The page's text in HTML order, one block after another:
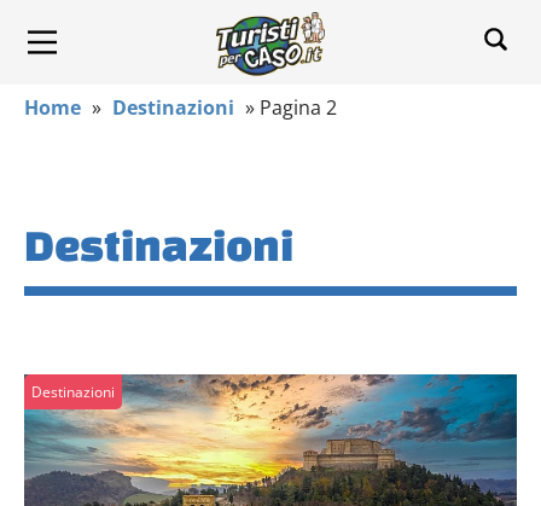
Home » Destinazioni » Pagina 2
Destinazioni
Destinazioni